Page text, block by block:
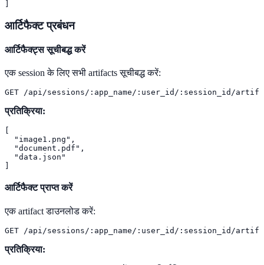
आर्टिफैक्ट प्रबंधन
आर्टिफैक्ट्स सूचीबद्ध करें
एक session के लिए सभी artifacts सूचीबद्ध करें:
GET /api/sessions/:app_name/:user_id/:session_id/
प्रतिक्रिया:
  "image1.png",
  "document.pdf",
  "data.json"
आर्टिफैक्ट प्राप्त करें
एक artifact डाउनलोड करें:
GET /api/sessions/:app_name/:user_id/:session_id/
प्रतिक्रिया: